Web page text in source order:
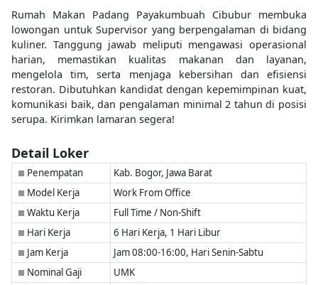
Rumah Makan Padang Payakumbuah Cibubur membuka
lowongan untuk Supervisor yang berpengalaman di bidang
kuliner. Tanggung jawab meliputi mengawasi operasional
harian, memastikan kualitas makanan dan layanan,
mengelola tim, serta menjaga kebersihan dan efisiensi
restoran. Dibutuhkan kandidat dengan kepemimpinan kuat,
komunikasi baik, dan pengalaman minimal 2 tahun di posisi
serupa. Kirimkan lamaran segera!
Detail Loker
■ Penempatan Kab. Bogor, Jawa Barat
■ Model Kerja Work From Office
■ Waktu Kerja Full Time / Non-Shift
■ Hari Kerja 6 Hari Kerja, 1 Hari Libur
■ Jam Kerja Jam 08:00-16:00, Hari Senin-Sabtu
■ Nominal Gaji UMK